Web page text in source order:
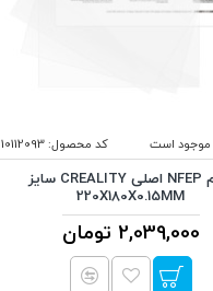
موجود است کد محصول:10112093
فیلم NFEP اصلی CREALITY سایز
220X180X0.15MM
2,039,000 تومان